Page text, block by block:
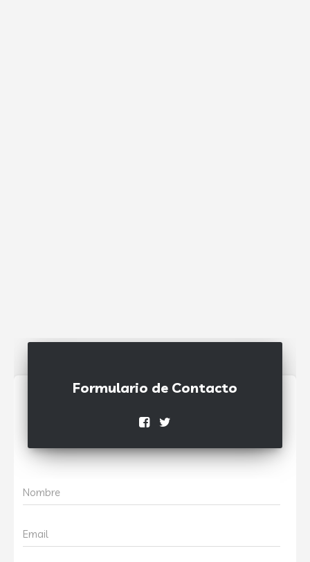
Formulario de Contacto
Nombre
Email